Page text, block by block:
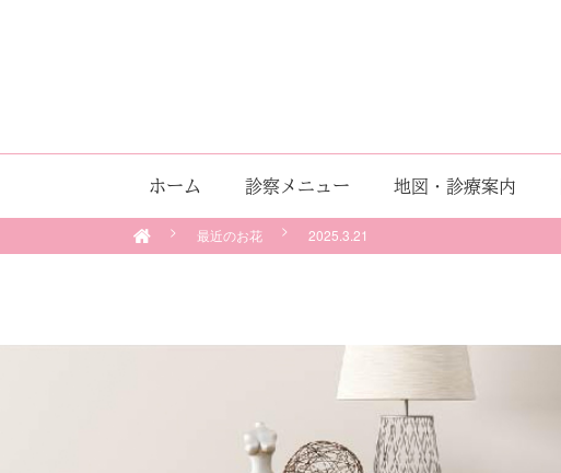
ホーム 診察メニュー 地図・診療案内
最近のお花 2025.3.21